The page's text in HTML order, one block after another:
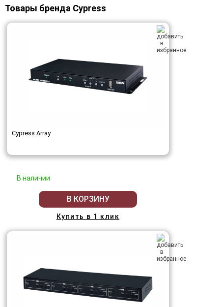
Товары бренда Cypress
Cypress Array
В наличии
В КОРЗИНУ
Купить в 1 клик